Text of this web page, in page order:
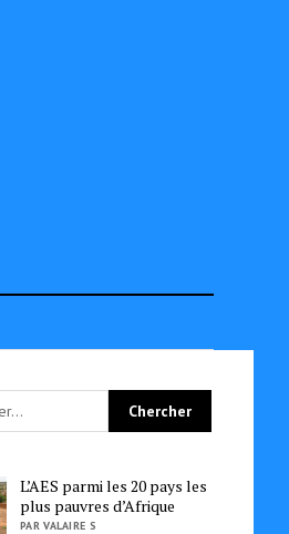
L’AES parmi les 20 pays les
plus pauvres d’Afrique
PAR VALAIRE S